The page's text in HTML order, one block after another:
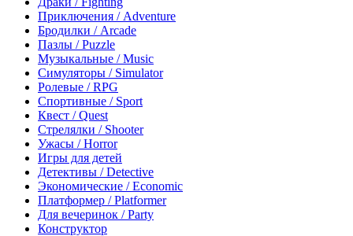
Приключения / Adventure
Бродилки / Arcade
Пазлы / Puzzle
Музыкальные / Music
Симуляторы / Simulator
Ролевые / RPG
Спортивные / Sport
Квест / Quest
Стрелялки / Shooter
Ужасы / Horror
Игры для детей
Детективы / Detective
Экономические / Economic
Платформер / Platformer
Для вечеринок / Party
Конструктор